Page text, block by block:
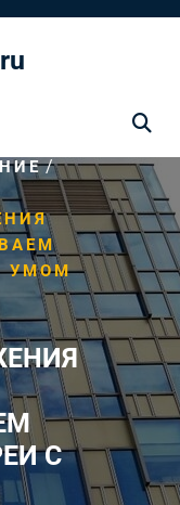
/
УМОМ
С